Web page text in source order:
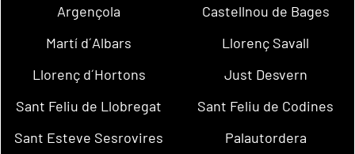
Argençola
Castellnou de Bages
Martí d´Albars
Llorenç Savall
Llorenç d´Hortons
Just Desvern
Sant Feliu de Llobregat
Sant Feliu de Codines
Sant Esteve Sesrovires
Palautordera